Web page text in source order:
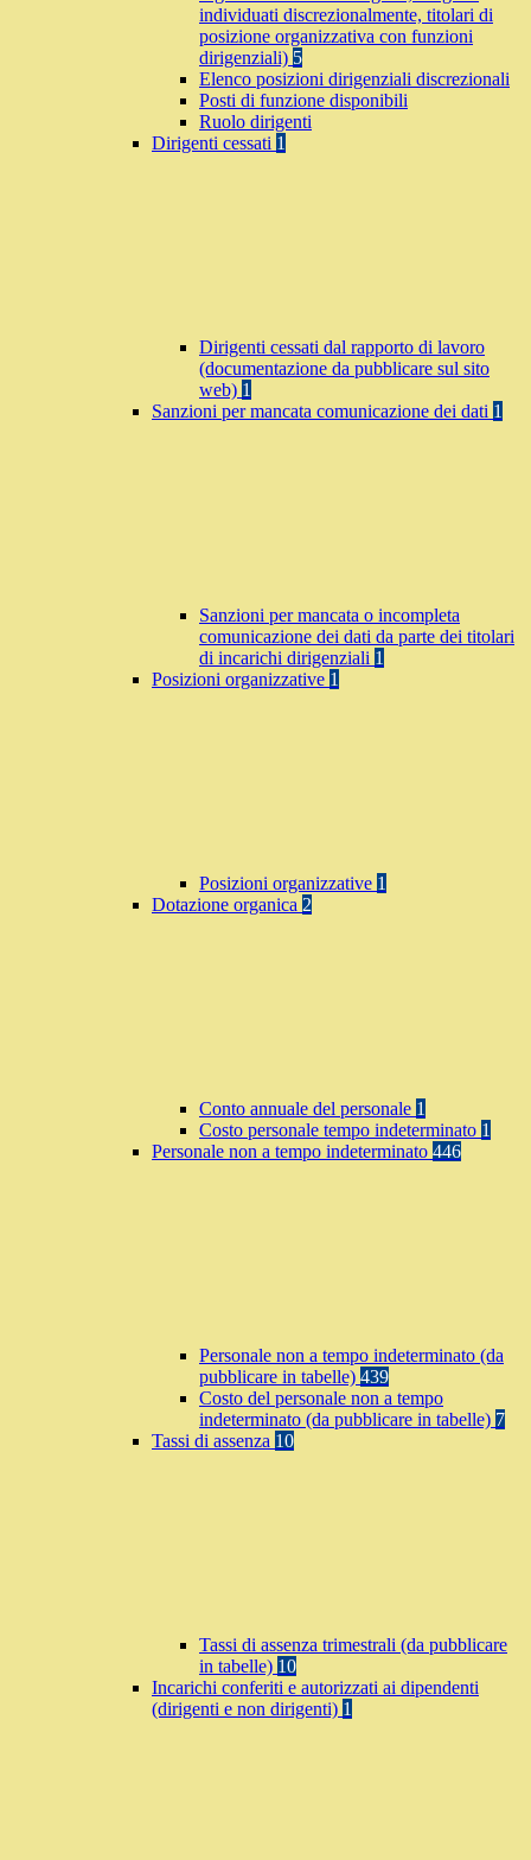
individuati discrezionalmente, titolari di
posizione organizzativa con funzioni
dirigenziali) 5
Elenco posizioni dirigenziali discrezionali
Posti di funzione disponibili
Ruolo dirigenti
Dirigenti cessati 1
Dirigenti cessati dal rapporto di lavoro
(documentazione da pubblicare sul sito
web) 1
Sanzioni per mancata comunicazione dei dati 1
Sanzioni per mancata o incompleta
comunicazione dei dati da parte dei titolari
di incarichi dirigenziali 1
Posizioni organizzative 1
Posizioni organizzative 1
Dotazione organica 2
Conto annuale del personale 1
Costo personale tempo indeterminato 1
Personale non a tempo indeterminato 446
Personale non a tempo indeterminato (da
pubblicare in tabelle) 439
Costo del personale non a tempo
indeterminato (da pubblicare in tabelle) 7
Tassi di assenza 10
Tassi di assenza trimestrali (da pubblicare
in tabelle) 10
Incarichi conferiti e autorizzati ai dipendenti
(dirigenti e non dirigenti) 1